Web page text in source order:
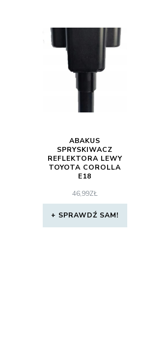
ABAKUS
SPRYSKIWACZ
REFLEKTORA LEWY
TOYOTA COROLLA
E18
46,99ZŁ
SPRAWDŹ SAM!